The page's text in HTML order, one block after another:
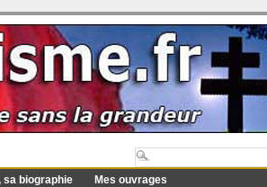
sa biographie
Mes ouvrages